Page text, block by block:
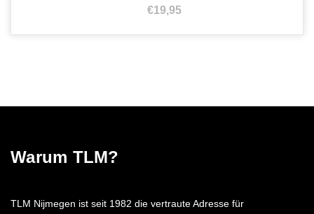
€19,95
Warum TLM?
TLM Nijmegen ist seit 1982 die vertraute Adresse für